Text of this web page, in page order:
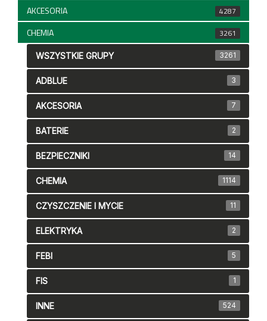
AKCESORIA 4287
CHEMIA 3261
WSZYSTKIE GRUPY 3261
ADBLUE 3
AKCESORIA 7
BATERIE 2
BEZPIECZNIKI 14
CHEMIA 1114
CZYSZCZENIE I MYCIE 11
ELEKTRYKA 2
FEBI 5
FIS 1
INNE 524